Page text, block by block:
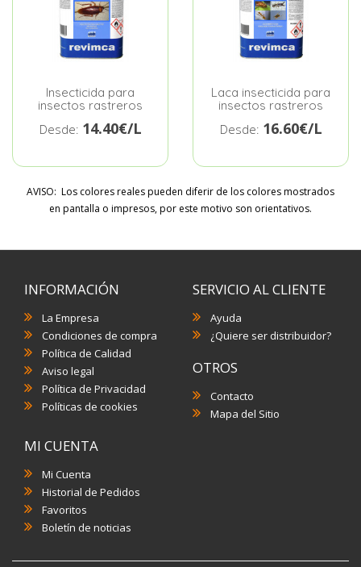
Insecticida para
insectos rastreros
Desde: 14.40€/L
Laca insecticida para
insectos rastreros
Desde: 16.60€/L
AVISO: Los colores reales pueden diferir de los colores mostrados
en pantalla o impresos, por este motivo son orientativos.
INFORMACIÓN
La Empresa
Condiciones de compra
Política de Calidad
Aviso legal
Política de Privacidad
Políticas de cookies
SERVICIO AL CLIENTE
Ayuda
¿Quiere ser distribuidor?
OTROS
Contacto
Mapa del Sitio
MI CUENTA
Mi Cuenta
Historial de Pedidos
Favoritos
Boletín de noticias